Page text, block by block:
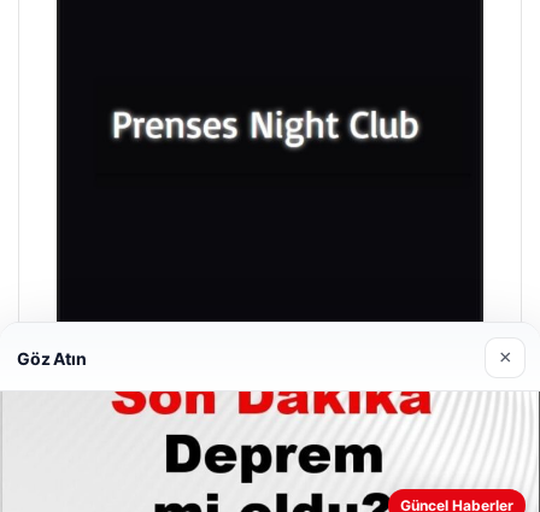
Prenses Night Club
Göz Atın ×
Güncel Haberler